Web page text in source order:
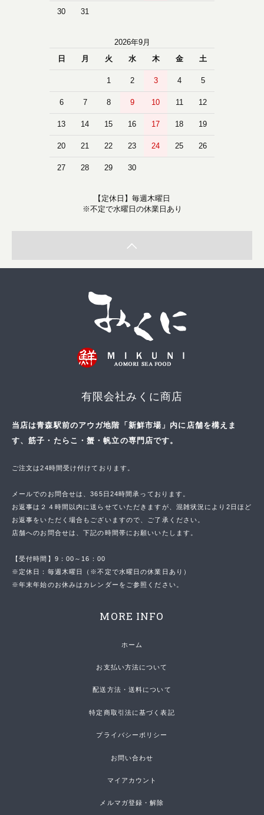
30 31
2026年9月
日
月 火 水 木 金 土
1 2 3 4 5
6 7 8 9 10 11 12
13 14 15 16 17 18 19
20 21 22 23 24 25 26
27 28 29 30
【定休日】毎週木曜日
※不定で水曜日の休業日あり
有限会社みくに商店
当店は青森駅前のアウガ地階「新鮮市場」内に店舗を構えま
す、筋子・たらこ・蟹・帆立の専門店です。
ご注文は24時間受け付けております。
メールでのお問合せは、365日24時間承っております。
お返事は２４時間以内に送らせていただきますが、混雑状況により2日ほど
お返事をいただく場合もございますので、ご了承ください。
店舗へのお問合せは、下記の時間帯にお願いいたします。
【受付時間】9：00～16：00
※定休日：毎週木曜日（※不定で水曜日の休業日あり）
※年末年始のお休みはカレンダーをご参照ください。
MORE INFO
ホーム
お支払い方法について
配送方法・送料について
特定商取引法に基づく表記
プライバシーポリシー
お問い合わせ
マイアカウント
メルマガ登録・解除